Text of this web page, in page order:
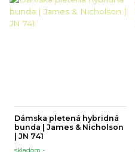
Dámska pletená hybridná
bunda | James & Nicholson
| JN 741